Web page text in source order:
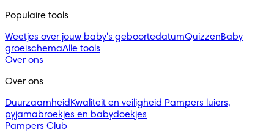
Populaire tools
Weetjes over jouw baby's geboortedatumQuizzenBaby
groeischemaAlle tools
Over ons
Over ons
Duurzaamheid Kwaliteit en veiligheid Pampers luiers,
pyjamabroekjes en babydoekjes
Pampers Club